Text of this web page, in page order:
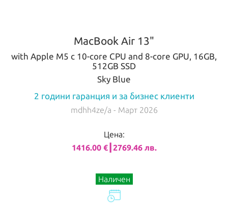
MacBook Air 13"
with Apple M5 с 10-core CPU and 8-core GPU, 16GB,
512GB SSD
Sky Blue
2 години гаранция и за бизнес клиенти
mdhh4ze/a - Март 2026
Цена:
1416.00 €┃2769.46 лв.
Наличен